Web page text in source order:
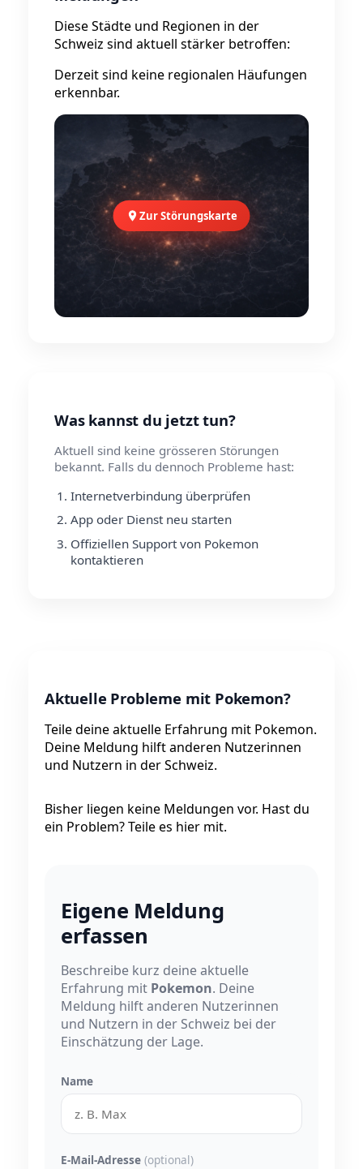
Diese Städte und Regionen in der
Schweiz sind aktuell stärker betroffen:
Derzeit sind keine regionalen Häufungen
erkennbar.
Zur Störungskarte
Was kannst du jetzt tun?
Aktuell sind keine grösseren Störungen
bekannt. Falls du dennoch Probleme hast:
Internetverbindung überprüfen
App oder Dienst neu starten
Offiziellen Support von Pokemon
kontaktieren
Aktuelle Probleme mit Pokemon?
Teile deine aktuelle Erfahrung mit Pokemon.
Deine Meldung hilft anderen Nutzerinnen
und Nutzern in der Schweiz.
Bisher liegen keine Meldungen vor. Hast du
ein Problem? Teile es hier mit.
Eigene Meldung
erfassen
Beschreibe kurz deine aktuelle
Erfahrung mit Pokemon. Deine
Meldung hilft anderen Nutzerinnen
und Nutzern in der Schweiz bei der
Einschätzung der Lage.
Name
E-Mail-Adresse (optional)